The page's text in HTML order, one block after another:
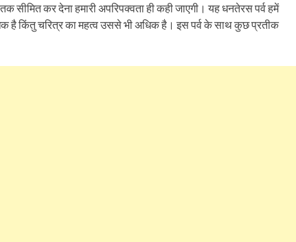
कर देना हमारी अपरिपक्वता ही कही जाएगी। यह धनतेरस पर्व हमें
है किंतु चरित्र का महत्व उससे भी अधिक है। इस पर्व के साथ कुछ प्रतीक